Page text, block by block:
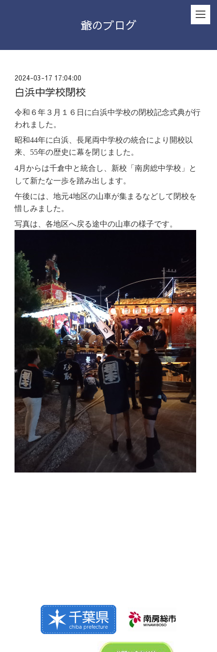
爺のブログ
2024-03-17 17:04:00
白浜中学校閉校
令和６年３月１６日に白浜中学校の閉校記念式典が行
われました。
昭和44年に白浜、長尾両中学校の統合により開校以
来、 55年の歴史に幕を閉じました。
4月からは千倉中と統合し、新校「南房総中学校」と
して新たな一歩を踏み出します。
午後には、地元4地区の山車が集まるなどして閉校を
惜しみました。
写真は、各地区へ戻る途中の山車の様子です。